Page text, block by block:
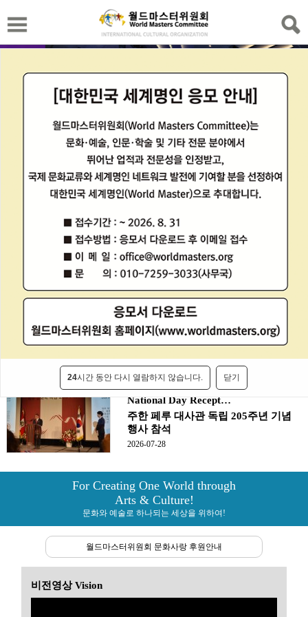
24시간 동안 다시 열람하지 않습니다. 닫기
위원회 NEWS
World Master Sim Un-Jung Presents
Artwork to the M…
과테말라 외교부장관에게 작품 헌정-
심운정 세계명인(불교지화…
2026-06-29
대사관 NEWS
Attendance at the Peru Embassy
National Day Recept…
주한 페루 대사관 독립 205주년 기념
행사 참석
2026-07-28
For Creating One World through
Arts & Culture!
문화와 예술로 하나되는 세상을 위하여!
월드마스터위원회 문화사랑 후원안내
비전영상 Vision